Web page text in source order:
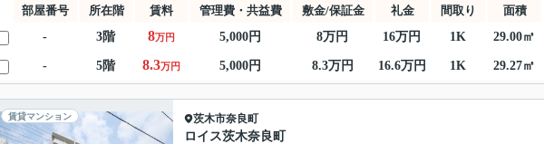
部屋番号 所在階 賃料 管理費・共益費 敷金/保証金 礼金 間取り 面積
-
3階 8万円 5,000円 8万円 16万円 1K 29.00㎡
- 5階 8.3万円 5,000円 8.3万円 16.6万円 1K 29.27㎡
賃貸マンション 茨木市奈良町
ロイス茨木奈良町